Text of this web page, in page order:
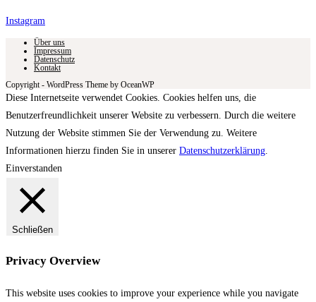
Instagram
Über uns
Impressum
Datenschutz
Kontakt
Copyright - WordPress Theme by OceanWP
Diese Internetseite verwendet Cookies. Cookies helfen uns, die
Benutzerfreundlichkeit unserer Website zu verbessern. Durch die weitere
Nutzung der Website stimmen Sie der Verwendung zu. Weitere
Informationen hierzu finden Sie in unserer Datenschutzerklärung.
Einverstanden
Schließen
Privacy Overview
This website uses cookies to improve your experience while you navigate